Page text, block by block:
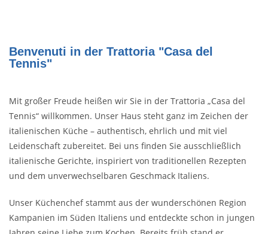
Benvenuti in der Trattoria "Casa del
Tennis"
Mit großer Freude heißen wir Sie in der Trattoria „Casa del
Tennis“ willkommen. Unser Haus steht ganz im Zeichen der
italienischen Küche – authentisch, ehrlich und mit viel
Leidenschaft zubereitet. Bei uns finden Sie ausschließlich
italienische Gerichte, inspiriert von traditionellen Rezepten
und dem unverwechselbaren Geschmack Italiens.
Unser Küchenchef stammt aus der wunderschönen Region
Kampanien im Süden Italiens und entdeckte schon in jungen